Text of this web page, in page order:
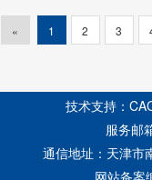
« 1 2 3
技术支持：
服务邮
通信地址：天津市
网站备案